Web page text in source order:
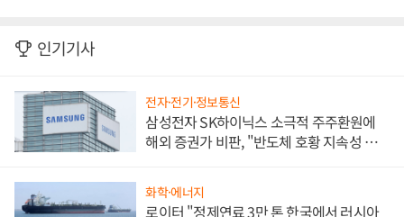
인기기사
전자·전기·정보통신
삼성전자 SK하이닉스 소극적 주주환원에
해외 증권가 비판, "반도체 호황 지속성 의
화학·에너지
로이터 "정제연료 3만 톤 한국에서 러시아